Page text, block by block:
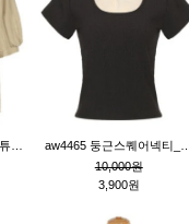
10,000원
3,900원